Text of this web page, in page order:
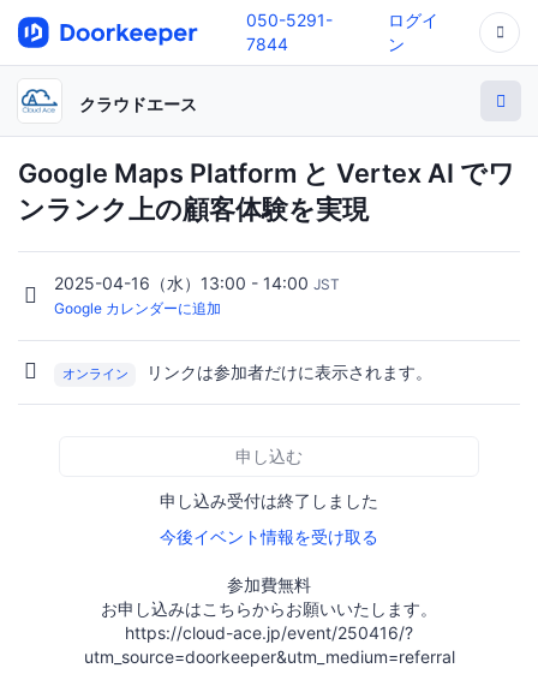
050-5291-
7844
ログイ
ン
クラウドエース
Google Maps Platform と Vertex AI でワ
ンランク上の顧客体験を実現
2025-04-16（水）13:00 - 14:00 JST
Google カレンダーに追加
オンライン リンクは参加者だけに表示されます。
申し込む
申し込み受付は終了しました
今後イベント情報を受け取る
参加費無料
お申し込みはこちらからお願いいたします。
https://cloud-ace.jp/event/250416/?
utm_source=doorkeeper&utm_medium=referral